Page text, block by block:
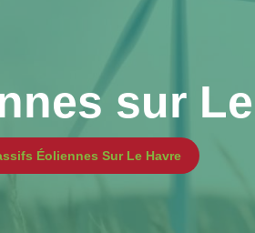
sur
Éoliennes Sur Le Havre